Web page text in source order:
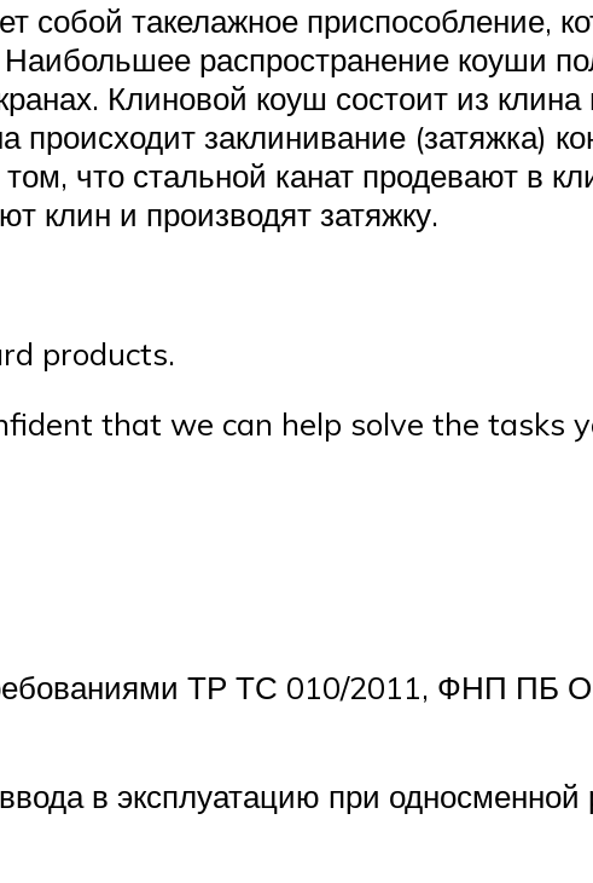
собой такелажное приспособление,
Наибольшее распространение коуши
Клиновой коуш состоит из
заклинивание (затяжка)
что стальной канат продевают в
клин и производят затяжку.
products.
that we can help solve the tasks
ТР ТС 010/2011, ФНП
в эксплуатацию при односменной